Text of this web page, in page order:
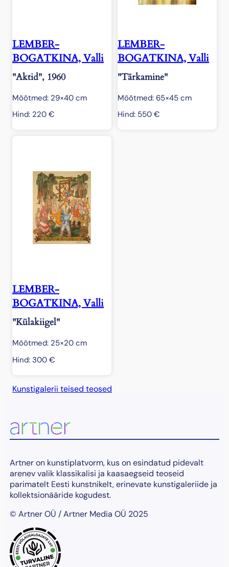
LEMBER-
BOGATKINA, Valli
"Aktid", 1960
Mõõtmed: 29×40 cm
Hind: 220 €
LEMBER-
BOGATKINA, Valli
"Tärkamine"
Mõõtmed: 65×45 cm
Hind: 550 €
LEMBER-
BOGATKINA, Valli
"Külakiigel"
Mõõtmed: 25×20 cm
Hind: 300 €
Kunstigalerii teised teosed
Artner on kunstiplatvorm, kus on esindatud pidevalt
arenev valik klassikalisi ja kaasaegseid teoseid
parimatelt Eesti kunstnikelt, erinevate kunstigaleriide ja
kollektsionääride kogudest.
© Artner OÜ / Artner Media OÜ 2025